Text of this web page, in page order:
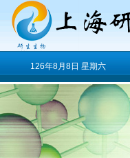
126年8月8日 星期六